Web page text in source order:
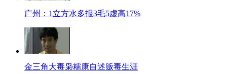
广州：1立方水多报3毛5虚高17%
金三角大毒枭糯康自述贩毒生涯